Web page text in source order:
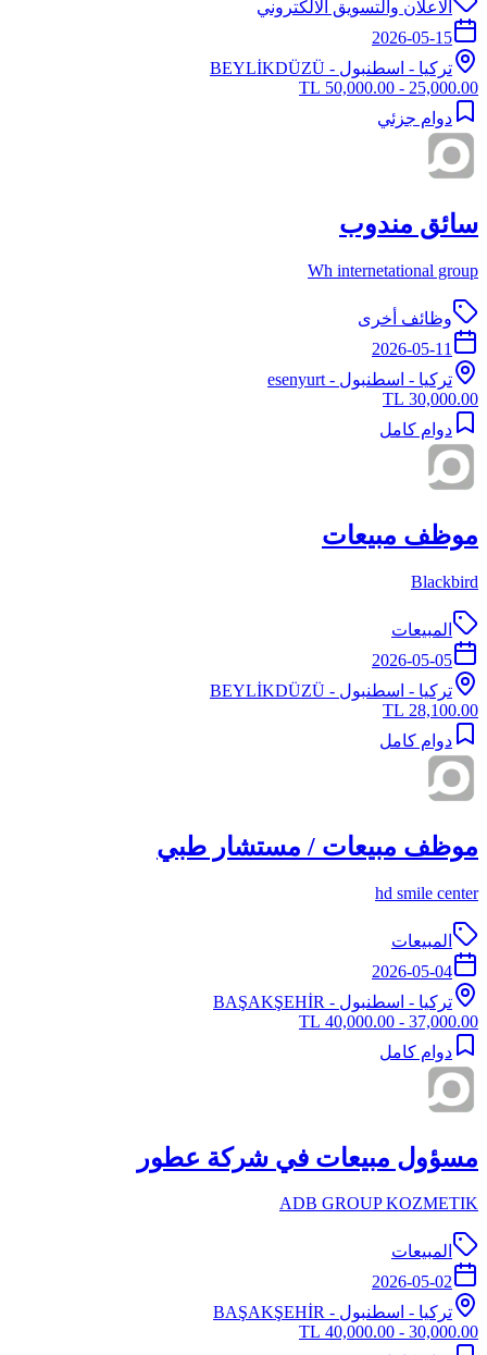
الاعلان والتسويق الالكتروني
2026-05-15
تركيا - اسطنبول - BEYLİKDÜZÜ
25,000.00 - 50,000.00 TL
دوام جزئي
سائق مندوب
Wh internetational group
وظائف أخرى
2026-05-11
تركيا - اسطنبول - esenyurt
30,000.00 TL
دوام كامل
موظف مبيعات
Blackbird
المبيعات
2026-05-05
تركيا - اسطنبول - BEYLİKDÜZÜ
28,100.00 TL
دوام كامل
موظف مبيعات / مستشار طبي
hd smile center
المبيعات
2026-05-04
تركيا - اسطنبول - BAŞAKŞEHİR
37,000.00 - 40,000.00 TL
دوام كامل
مسؤول مبيعات في شركة عطور
ADB GROUP KOZMETIK
المبيعات
2026-05-02
تركيا - اسطنبول - BAŞAKŞEHİR
30,000.00 - 40,000.00 TL